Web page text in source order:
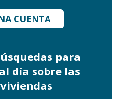
CUENTA
para
día sobre las